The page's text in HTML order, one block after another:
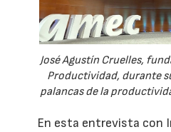
José Agustín Cruelles,
Productividad, durante
palancas de la
En esta entrevista con